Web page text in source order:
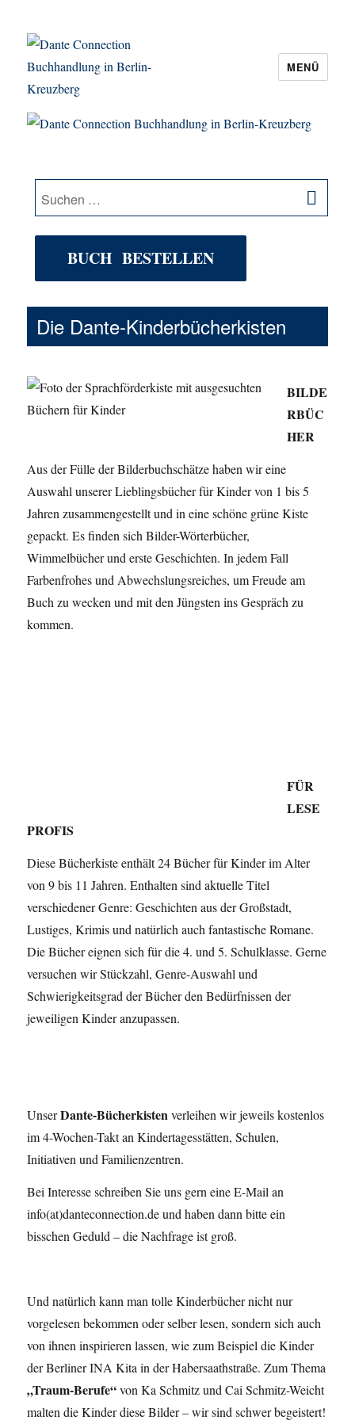
Dante Connection Buchhandlung in
MENÜ
Suche
nach:
BUCH BESTELLEN
Die Dante-Kinderbücherkisten
BILDE
RBÜC
HER
Aus der Fülle der Bilderbuchschätze haben wir eine
Auswahl unserer Lieblingsbücher für Kinder von 1 bis 5
Jahren zusammengestellt und in eine schöne grüne Kiste
gepackt. Es finden sich Bilder-Wörterbücher,
Wimmelbücher und erste Geschichten. In jedem Fall
Farbenfrohes und Abwechslungsreiches, um Freude am
Buch zu wecken und mit den Jüngsten ins Gespräch zu
kommen.
FÜR
LESE
PROFIS
Diese Bücherkiste enthält 24 Bücher für Kinder im Alter
von 9 bis 11 Jahren. Enthalten sind aktuelle Titel
verschiedener Genre: Geschichten aus der Großstadt,
Lustiges, Krimis und natürlich auch fantastische Romane.
Die Bücher eignen sich für die 4. und 5. Schulklasse. Gerne
versuchen wir Stückzahl, Genre-Auswahl und
Schwierigkeitsgrad der Bücher den Bedürfnissen der
jeweiligen Kinder anzupassen.
UnserDante-Bücherkistenverleihen wir jeweils kostenlos
im 4-Wochen-Takt an Kindertagesstätten, Schulen,
Initiativen und Familienzentren.
Bei Interesse schreiben Sie uns gern eine E-Mail an
info(at)danteconnection.de und haben dann bitte ein
bisschen Geduld – die Nachfrage ist groß.
Und natürlich kann man tolle Kinderbücher nicht nur
vorgelesen bekommen oder selber lesen, sondern sich auch
von ihnen inspirieren lassen, wie zum Beispiel die Kinder
der Berliner INA Kita in der Habersaathstraße. Zum Thema
„Traum-Berufe“von Ka Schmitz und Cai Schmitz-Weicht
malten die Kinder diese Bilder – wir sind schwer begeistert!